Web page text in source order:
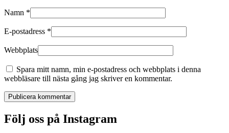
Namn *
E-postadress *
Webbplats
Spara mitt namn, min e-postadress och webbplats i denna
webbläsare till nästa gång jag skriver en kommentar.
Publicera kommentar
Följ oss på Instagram